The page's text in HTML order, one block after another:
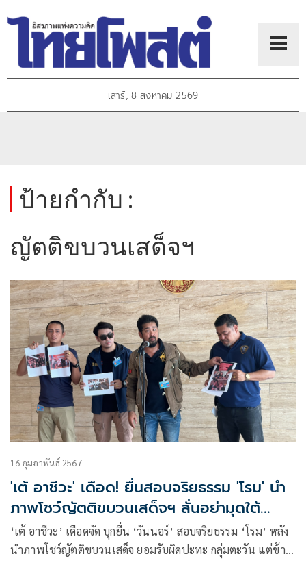
เสาร์, 8 สิงหาคม 2569
ป้ายกำกับ :
ญัตติขบวนเสด็จฯ
16 กุมภาพันธ์ 2567
'เต้ อาชีวะ' เดือด! ยื่นสอบจริยธรรม 'โรม' นำ
ภาพโชว์ญัตติขบวนเสด็จฯ ลั่นอย่ามุดใต้
กระโปรงเด็ก
‘เต้ อาชีวะ’ เดือดจัด บุกยื่น ‘วันนอร์’ สอบจริยธรรม ‘โรม’ หลัง
นำภาพโชว์ญัตติขบวนเสด็จ ยอมรับผิดปะทะ กลุ่มตะวัน แต่ข้า